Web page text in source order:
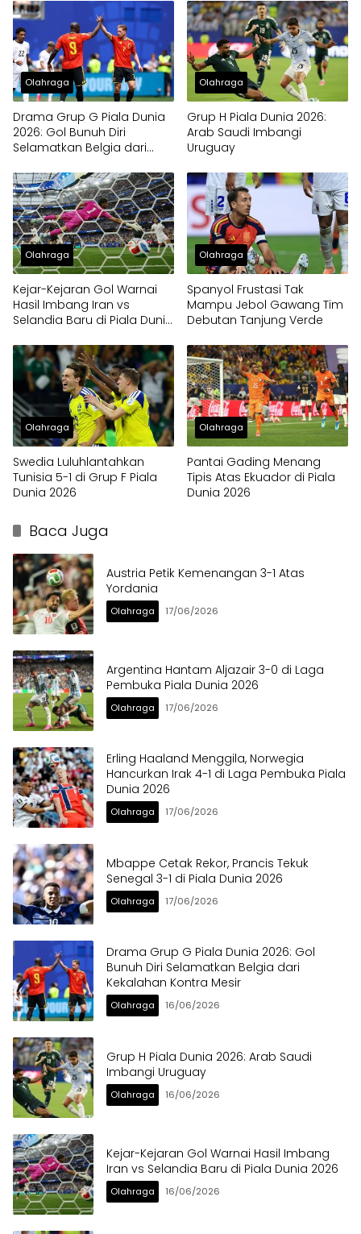
Olahraga
Drama Grup G Piala Dunia
2026: Gol Bunuh Diri
Selamatkan Belgia dari
Olahraga
Grup H Piala Dunia 2026:
Arab Saudi Imbangi
Uruguay
Olahraga
Kejar-Kejaran Gol Warnai
Hasil Imbang Iran vs
Selandia Baru di Piala Dunia
Olahraga
Spanyol Frustasi Tak
Mampu Jebol Gawang Tim
Debutan Tanjung Verde
Olahraga
Swedia Luluhlantahkan
Tunisia 5-1 di Grup F Piala
Dunia 2026
Olahraga
Pantai Gading Menang
Tipis Atas Ekuador di Piala
Dunia 2026
Baca Juga
Austria Petik Kemenangan 3-1 Atas
Yordania
Olahraga 17/06/2026
Argentina Hantam Aljazair 3-0 di Laga
Pembuka Piala Dunia 2026
Olahraga 17/06/2026
Erling Haaland Menggila, Norwegia
Hancurkan Irak 4-1 di Laga Pembuka Piala
Dunia 2026
Olahraga 17/06/2026
Mbappe Cetak Rekor, Prancis Tekuk
Senegal 3-1 di Piala Dunia 2026
Olahraga 17/06/2026
Drama Grup G Piala Dunia 2026: Gol
Bunuh Diri Selamatkan Belgia dari
Kekalahan Kontra Mesir
Olahraga 16/06/2026
Grup H Piala Dunia 2026: Arab Saudi
Imbangi Uruguay
Olahraga 16/06/2026
Kejar-Kejaran Gol Warnai Hasil Imbang
Iran vs Selandia Baru di Piala Dunia 2026
Olahraga 16/06/2026